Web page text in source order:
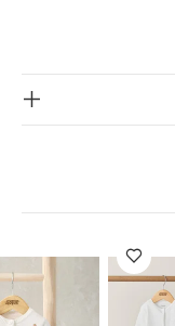
فيأتي هذا الطقم
الارتداء بكباسين
أثناء النمو.
قطن جيرسيه
تعليمات
مئوية